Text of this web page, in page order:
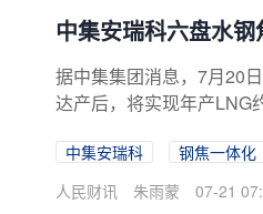
中集安瑞科六盘水
据中集集团消息，7月20
达产后，将实现年产LNG
纯氢气双品类首车充装任务
中集安瑞科
钢焦一体化
人民财讯
朱雨蒙 07-21